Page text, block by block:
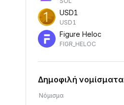
USD1
USD1
Figure Heloc
FIGR_HELOC
Δημοφιλή νομίσματα
Νόμισμα